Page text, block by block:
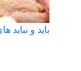
باید و نباید